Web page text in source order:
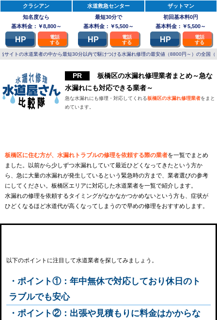
クラシアン
知名度なら
基本料金：￥8,800～
HP
電話
する
水道救急センター
最短30分で
基本料金：￥5,500～
HP
電話
する
ザットマン
初回基本料0円
基本料金：￥5,500～
HP
電話
する
当サイトの水道業者の中から最短30分以内で駆けつける水漏れ修理の最安値（8800円～）の全
板橋区の水漏れ修理業者まとめ～急な
水漏れにも対応できる業者～
急な水漏れにも修理・対応してくれる板橋区の水漏れ修理業者をまと
めています。
板橋区に住む方が、水漏れトラブルの修理を依頼する際の業者を一覧でまとめ
ました。以前から少しずつ水漏れしていて最近ひどくなってきたという方か
ら、急に大量の水漏れが発生しているという緊急時の方まで、業者選びの参考
にしてください。板橋区エリアに対応した水道業者を一覧で紹介します。
水漏れの修理を依頼するタイミングがなかなかつかめないという方も、症状が
ひどくなるほど水道代が高くなってしまうので早めの修理をおすすめします。
以下のポイントに注目して水道業者を探してみましょう。
・ポイント①：年中無休で対応しており休日のト
ラブルでも安心
・ポイント②：出張や見積もりに料金はかからな